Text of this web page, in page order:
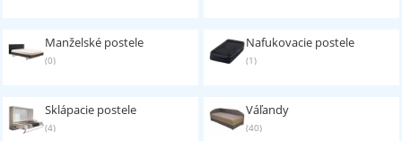
Manželské postele
(0)
Nafukovacie postele
(1)
Sklápacie postele
(4)
Váľandy
(40)